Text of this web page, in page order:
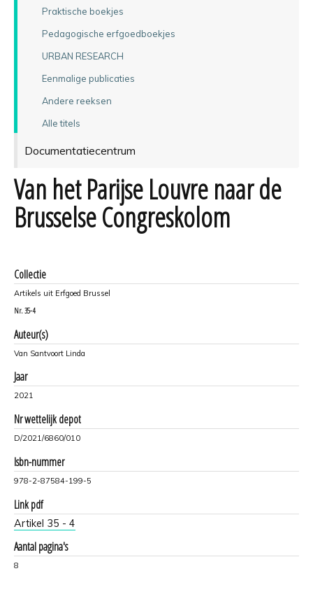
Praktische boekjes
Pedagogische erfgoedboekjes
URBAN RESEARCH
Eenmalige publicaties
Andere reeksen
Alle titels
Documentatiecentrum
Van het Parijse Louvre naar de
Brusselse Congreskolom
Collectie
Artikels uit Erfgoed Brussel
Nr. 35-4
Auteur(s)
Van Santvoort Linda
Jaar
2021
Nr wettelijk depot
D/2021/6860/010
Isbn-nummer
978-2-87584-199-5
Link pdf
Artikel 35 - 4
Aantal pagina's
8